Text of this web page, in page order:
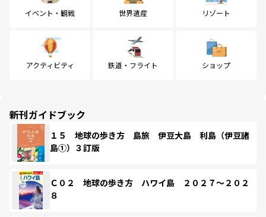
イベント・観戦 世界遺産 リゾート
アクティビティ 鉄道・フライト ショップ
新刊ガイドブック
１５ 地球の歩き方 島旅 伊豆大島 利島（伊豆諸
島①）３訂版
Ｃ０２ 地球の歩き方 ハワイ島 ２０２７～２０２
８